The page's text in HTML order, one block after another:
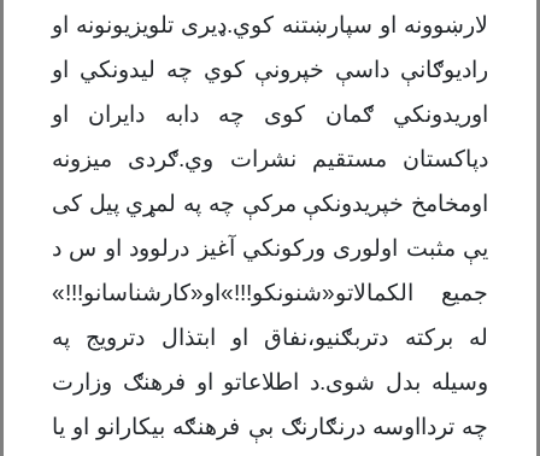
لارښوونه او سپارښتنه کوي.ډیری تلویزیونونه او
رادیوګانې داسې خپرونې کوي چه لیدونکي او
اوریدونکي ګمان کوی چه دابه دایران او
دپاکستان مستقیم نشرات وي.ګردی میزونه
اومخامخ خپریدونکې مرکې چه په لمړي پیل کی
یې مثبت اولوری ورکونکي آغیز درلوود او س د
جمیع الکمالاتو«شنونکو!!!»او«کارشناسانو!!!»
له برکته دتربګنیو،نفاق او ابتذال دترویج په
وسیله بدل شوی.د اطلاعاتو او فرهنګ وزارت
چه تردااوسه درنګارنګ بې فرهنګه بیکارانو او یا